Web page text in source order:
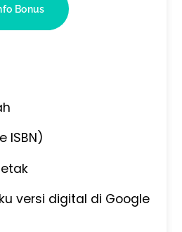
Bonus
ISBN)
versi digital di Google